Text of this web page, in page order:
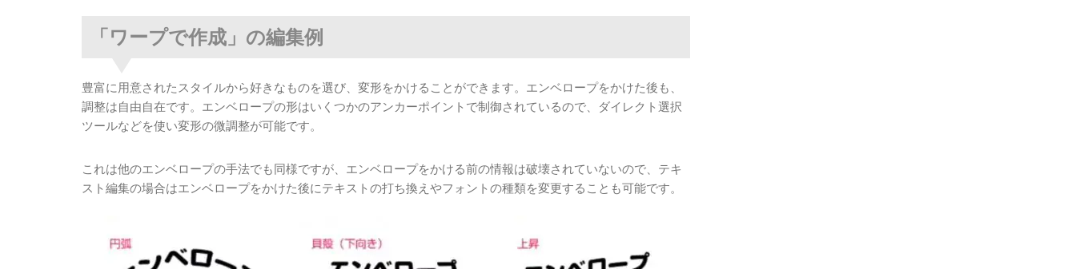
「ワープで作成」の編集例
豊富に用意されたスタイルから好きなものを選び、変形をかけることができます。エンベロープをかけた後も、
調整は自由自在です。エンベロープの形はいくつかのアンカーポイントで制御されているので、ダイレクト選択
ツールなどを使い変形の微調整が可能です。
これは他のエンベロープの手法でも同様ですが、エンベロープをかける前の情報は破壊されていないので、テキ
スト編集の場合はエンベロープをかけた後にテキストの打ち換えやフォントの種類を変更することも可能です。